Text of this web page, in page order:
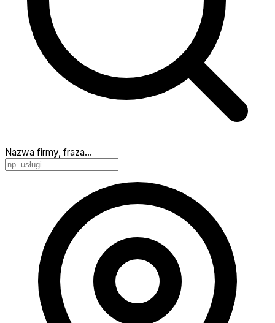
Nazwa firmy, fraza…